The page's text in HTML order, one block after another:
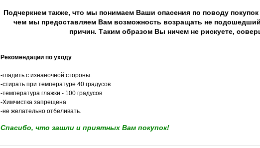
Подчеркнем также, что мы понимаем Ваши опасения по поводу покупок
чем мы предоставляем Вам возможность возращать не
причин. Таким образом Вы ничем не рискуете,
Рекомендации по уходу
-гладить с изнаночной стороны.
-стирать при температуре 40 градусов
-температура глажки - 100 градусов
-Химчистка запрещена
-не желательно отбеливать.
Спасибо, что зашли и приятных Вам покупок!